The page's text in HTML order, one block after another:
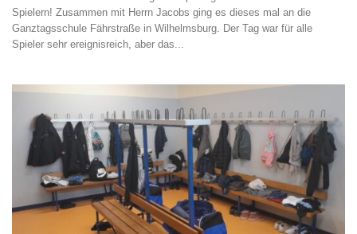
Spielern! Zusammen mit Herrn Jacobs ging es dieses mal an die
Ganztagsschule Fährstraße in Wilhelmsburg. Der Tag war für alle
Spieler sehr ereignisreich, aber das...